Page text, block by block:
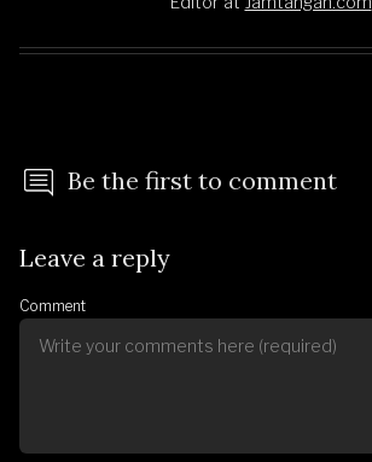
Be the first to comment
Leave a reply
Comment